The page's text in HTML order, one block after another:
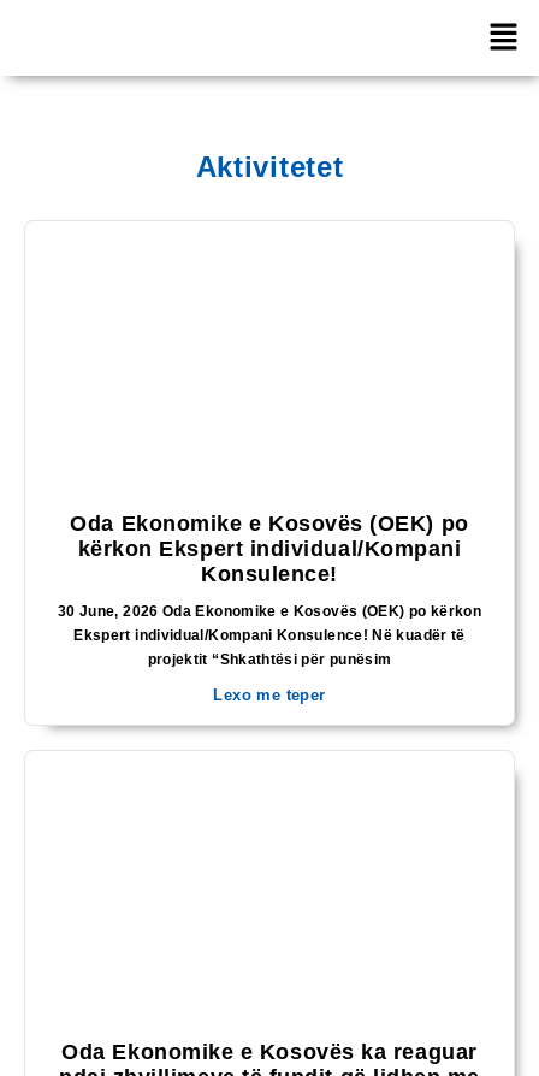
Aktivitetet
Oda Ekonomike e Kosovës (OEK) po
kërkon Ekspert individual/Kompani
Konsulence!
30 June, 2026 Oda Ekonomike e Kosovës (OEK) po kërkon
Ekspert individual/Kompani Konsulence! Në kuadër të
projektit “Shkathtësi për punësim
Lexo me teper
Oda Ekonomike e Kosovës ka reaguar